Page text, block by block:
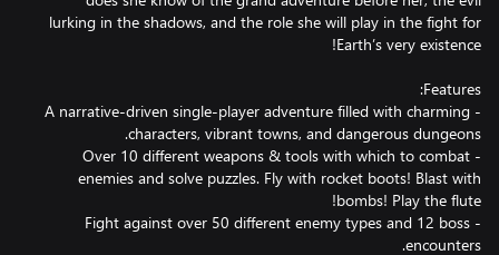
lurking in the shadows, and the role she will play in the fight for
- A narrative-driven single-player adventure filled with charming
- Over 10 different weapons & tools with which to combat
enemies and solve puzzles. Fly with rocket boots! Blast with
- Fight against over 50 different enemy types and 12 boss